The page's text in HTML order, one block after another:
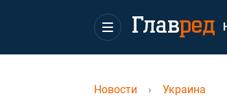
Новости › Украина